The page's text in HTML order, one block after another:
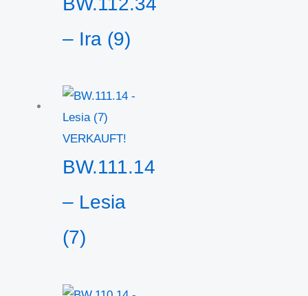
– Ira (9)
VERKAUFT!
BW.111.14
– Lesia
(7)